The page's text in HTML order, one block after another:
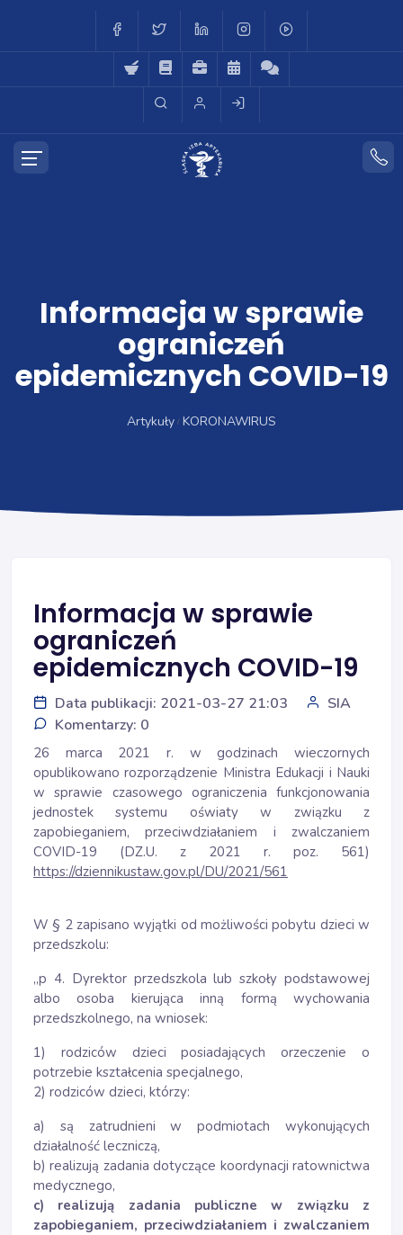
Informacja w sprawie
ograniczeń
epidemicznych COVID-19
Artykuły KORONAWIRUS
Informacja w sprawie
ograniczeń
epidemicznych COVID-19
Data publikacji: 2021-03-27 21:03
SIA
Komentarzy: 0
26 marca 2021 r. w godzinach wieczornych
opublikowano rozporządzenie Ministra Edukacji i Nauki
w sprawie czasowego ograniczenia funkcjonowania
jednostek systemu oświaty w związku z
zapobieganiem, przeciwdziałaniem i zwalczaniem
COVID-19 (DZ.U. z 2021 r. poz. 561)
https://dziennikustaw.gov.pl/DU/2021/561
W § 2 zapisano wyjątki od możliwości pobytu dzieci w
przedszkolu:
„p 4. Dyrektor przedszkola lub szkoły podstawowej
albo osoba kierująca inną formą wychowania
przedszkolnego, na wniosek:
1) rodziców dzieci posiadających orzeczenie o
potrzebie kształcenia specjalnego,
2) rodziców dzieci, którzy:
a) są zatrudnieni w podmiotach wykonujących
działalność leczniczą,
b) realizują zadania dotyczące koordynacji ratownictwa
medycznego,
c) realizują zadania publiczne w związku z
zapobieganiem, przeciwdziałaniem i zwalczaniem